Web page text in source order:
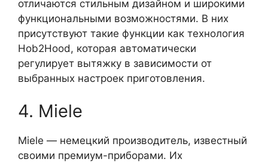
отличаются стильным дизайном и широкими
функциональными возможностями. В них
присутствуют такие функции как технология
Hob2Hood, которая автоматически
регулирует вытяжку в зависимости от
выбранных настроек приготовления.
4. Miele
Miele — немецкий производитель, известный
своими премиум-приборами. Их